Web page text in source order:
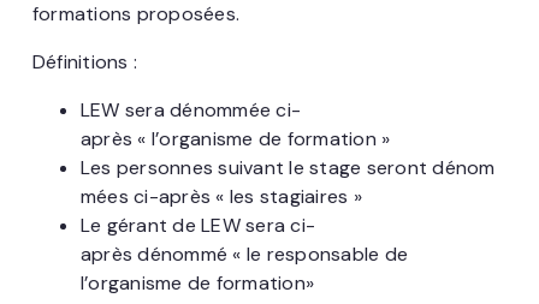
formations proposées.
Définitions :
LEW sera dénommée ci-
après « l’organisme de formation »
Les personnes suivant le stage seront dénom
mées ci-après « les stagiaires »
Le gérant de LEW sera ci-
après dénommé « le responsable de
l’organisme de formation»